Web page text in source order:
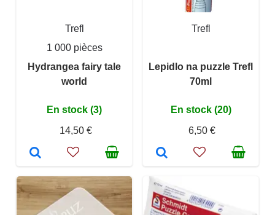
Trefl
1 000 pièces
Hydrangea fairy tale
world
En stock (3)
14,50 €
Trefl
Lepidlo na puzzle Trefl
70ml
En stock (20)
6,50 €